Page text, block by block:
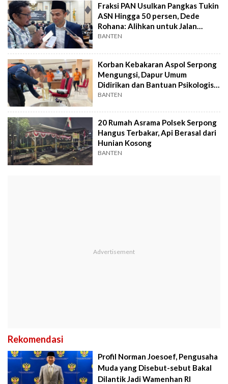
Fraksi PAN Usulkan Pangkas Tukin
ASN Hingga 50 persen, Dede
Rohana: Alihkan untuk Jalan
Rusak!
BANTEN
Korban Kebakaran Aspol Serpong
Mengungsi, Dapur Umum
Didirikan dan Bantuan Psikologis
Disiapkan
BANTEN
20 Rumah Asrama Polsek Serpong
Hangus Terbakar, Api Berasal dari
Hunian Kosong
BANTEN
Rekomendasi
Profil Norman Joesoef, Pengusaha
Muda yang Disebut-sebut Bakal
Dilantik Jadi Wamenhan RI